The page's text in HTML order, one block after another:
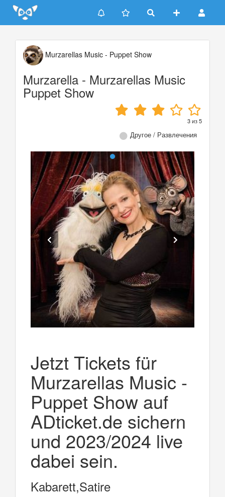
Update cookies preferences
Murzarellas Music - Puppet Show
Murzarella - Murzarellas Music
Puppet Show
3из5
Другое / Развлечения
Jetzt Tickets für
Murzarellas Music -
Puppet Show auf
ADticket.de sichern
und 2023/2024 live
dabei sein.
Kabarett,Satire